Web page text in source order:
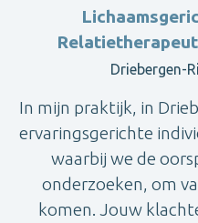
Driebergen-
In mijn praktijk, in
ervaringsgerichte
waarbij we de
onderzoeken, om
komen. Jouw